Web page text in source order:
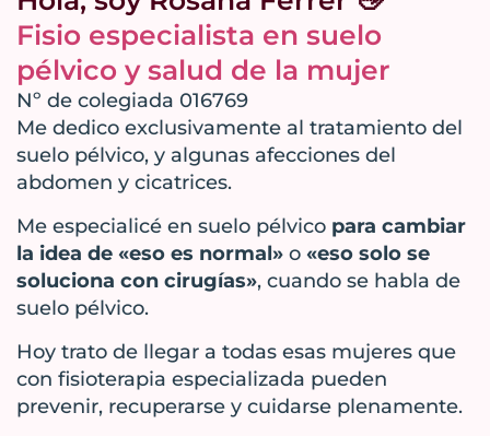
Fisio especialista en suelo
pélvico y salud de la mujer
Nº de colegiada 016769
Me dedico exclusivamente al tratamiento del
suelo pélvico, y algunas afecciones del
abdomen y cicatrices.
Me especialicé en suelo pélvico para cambiar
la idea de «eso es normal» o «eso solo se
soluciona con cirugías», cuando se habla de
suelo pélvico.
Hoy trato de llegar a todas esas mujeres que
con fisioterapia especializada pueden
prevenir, recuperarse y cuidarse plenamente.